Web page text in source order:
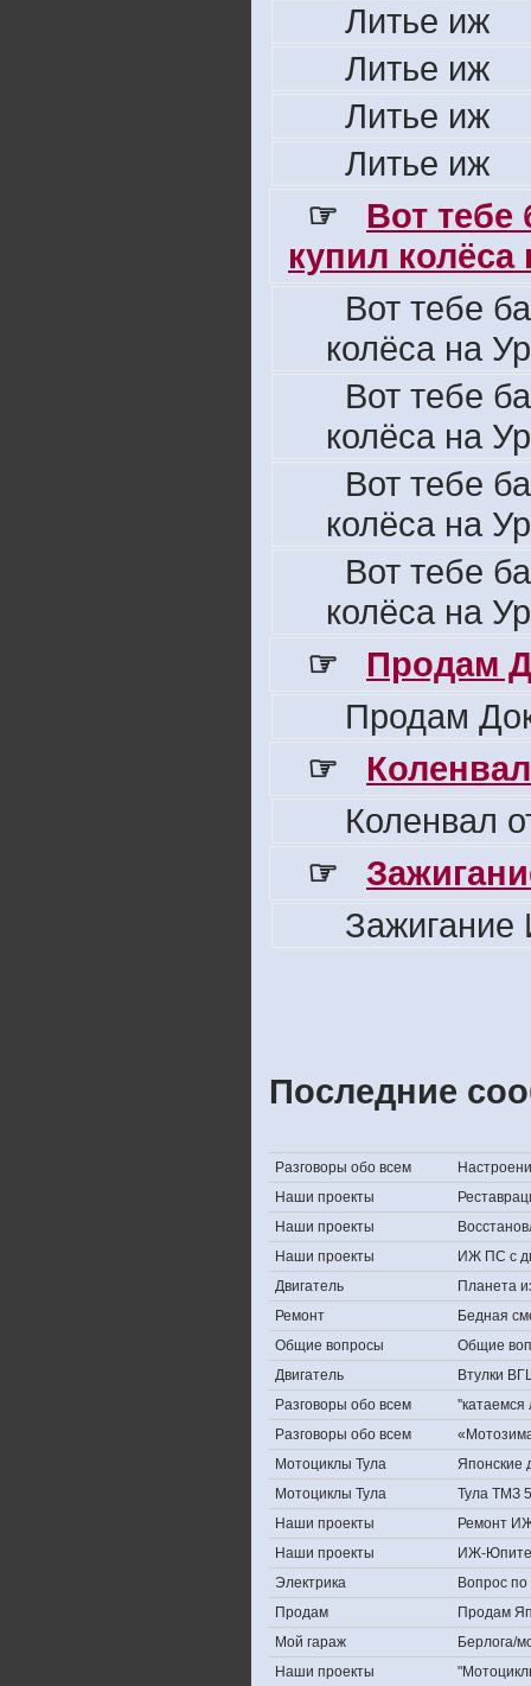
Литье иж
Литье иж
Литье иж
Литье иж
☞
Вот
купил колёса
Вот тебе
колёса на
Вот тебе
колёса на
Вот тебе
колёса на
Вот тебе
колёса на
☞
Продам
Продам
☞
Коленвал
☞
Последние
Разговоры обо всем
Наши проекты
Наши проекты
Наши проекты
ИЖ ПС с
Двигатель
Планета
Ремонт
Бедная
Общие вопросы
Общие
Двигатель
Втулки
Разговоры обо всем
Разговоры обо всем
Мотоциклы Тула
Японские
Мотоциклы Тула
Тула ТМЗ
Наши проекты
Ремонт
Наши проекты
ИЖ-
Электрика
Вопрос по
Продам
Продам
Мой гараж
Берлога/
Наши проекты